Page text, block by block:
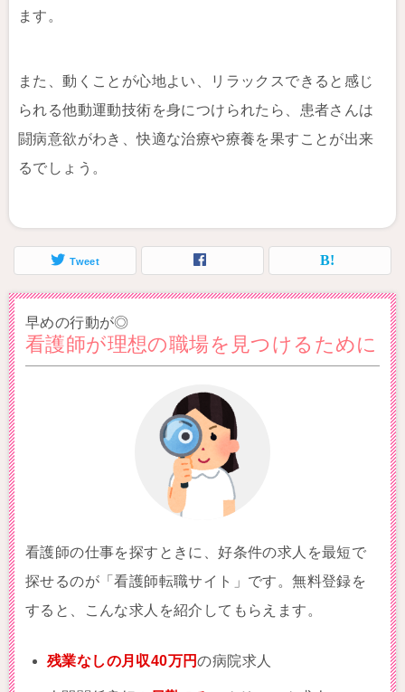
ます。
また、動くことが心地よい、リラックスできると感じ
られる他動運動技術を身につけられたら、患者さんは
闘病意欲がわき、快適な治療や療養を果すことが出来
るでしょう。
Tweet
早めの行動が◎
看護師が理想の職場を見つけるために
看護師の仕事を探すときに、好条件の求人を最短で
探せるのが「看護師転職サイト」です。無料登録を
すると、こんな求人を紹介してもらえます。
残業なしの月収40万円の病院求人